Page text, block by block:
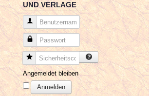
UND VERLAGE
Benutzername
Passwort
Sicherheitscode
Angemeldet bleiben
Anmelden